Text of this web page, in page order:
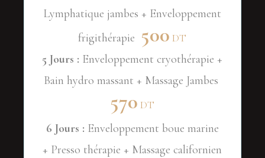
Lymphatique jambes + Enveloppement
frigithérapie 500 DT
5 Jours : Enveloppement cryothérapie +
Bain hydro massant + Massage Jambes
570 DT
6 Jours : Enveloppement boue marine
+ Presso thérapie + Massage californien